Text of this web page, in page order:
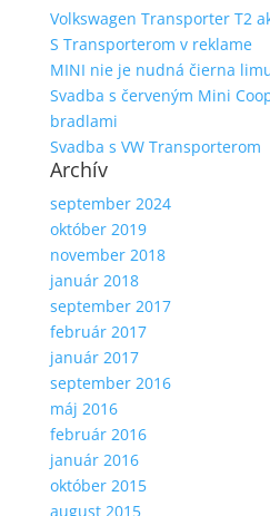
Volkswagen Transporter T2
S Transporterom v reklame
MINI nie je nudná čierna
Svadba s červeným Mini
bradlami
Svadba s VW Transporterom
Archív
september 2024
október 2019
november 2018
január 2018
september 2017
február 2017
január 2017
september 2016
máj 2016
február 2016
január 2016
október 2015
august 2015